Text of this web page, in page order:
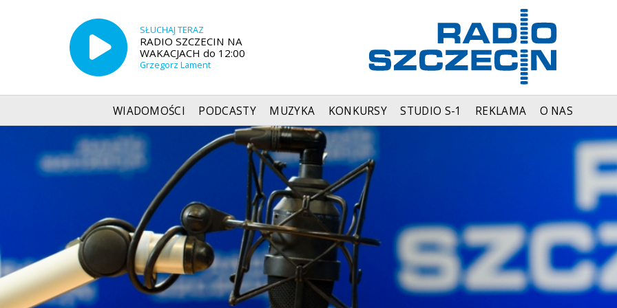
SŁUCHAJ TERAZ
RADIO SZCZECIN NA
WAKACJACH do 12:00
Grzegorz Lament
WIADOMOŚCI PODCASTY MUZYKA KONKURSY STUDIO S-1 REKLAMA O NAS